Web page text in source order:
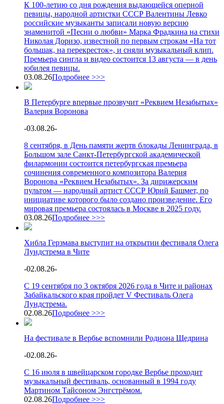
К 100-летию со дня рождения выдающейся оперной
певицы, народной артистки СССР Валентины Левко
российские музыканты записали новую версию
знаменитой «Песни о любви» Марка Фрадкина на стихи
Николая Доризо, известной по первым строкам «На тот
большак, на перекресток», и сняли музыкальный клип.
Премьера сингла и видео состоится 13 августа — в день
юбилея певицы.
03.08.26Подробнее >>>
В Петербурге впервые прозвучит «Реквием Незабытых»
Валерия Воронова
-03.08.26-
8 сентября, в День памяти жертв блокады Ленинграда, в
Большом зале Санкт-Петербургской академической
филармонии состоится петербургская премьера
сочинения современного композитора Валерия
Воронова «Реквием Незабытых». За дирижерским
пультом — народный артист СССР Юрий Башмет, по
инициативе которого было создано произведение. Его
мировая премьера состоялась в Москве в 2025 году.
03.08.26Подробнее >>>
Хибла Герзмава выступит на открытии фестиваля Олега
Лундстрема в Чите
-02.08.26-
С 19 сентября по 3 октября 2026 года в Чите и районах
Забайкальского края пройдет V Фестиваль Олега
Лундстрема.
02.08.26Подробнее >>>
На фестивале в Вербье вспомнили Родиона Щедрина
-02.08.26-
С 16 июля в швейцарском городке Вербье проходит
музыкальный фестиваль, основанный в 1994 году
Мартином Тайсоном Энгстрёмом.
02.08.26Подробнее >>>